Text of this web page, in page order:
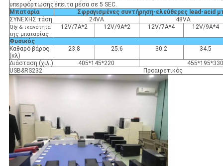
υπερφόρτωσης έπειτα μέσα σε 5 SEC.
Μπαταρία
Σφραγισμένες συντήρηση-ελεύθερες lead-acid
ΣΥΝΕΧΗΣ τάση
24VA 48VA
Qty & ικανότητα
της μπαταρίας
12V/7A*2 12V/9A*2 12V/7A*4 12V/9A*4
Φυσικός
Καθαρό βάρος
(κλ)
23.8 25.6 30.2 34.5
Διάσταση (χιλ.) 405*145*220
USB&RS232
Προαιρετικός